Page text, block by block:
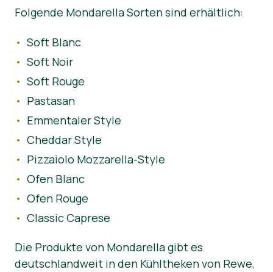
Folgende Mondarella Sorten sind erhältlich:
Soft Blanc
Soft Noir
Soft Rouge
Pastasan
Emmentaler Style
Cheddar Style
Pizzaiolo Mozzarella-Style
Ofen Blanc
Ofen Rouge
Classic Caprese
Die Produkte von Mondarella gibt es
deutschlandweit in den Kühltheken von Rewe,